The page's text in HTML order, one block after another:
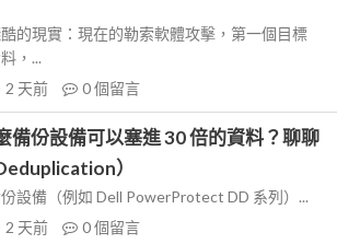
的現實：現在的勒索軟體攻擊，第一個目標
，...
2 天前 0個留言
備份設備可以塞進 30 倍的資料？聊聊
）
設備（例如 Dell PowerProtect DD 系列）...
2 天前 0個留言